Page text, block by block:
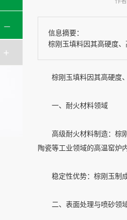
信息摘要：
棕刚玉填料因其高硬度
棕刚玉填料因其高硬度、
一、耐火材料领域
高级耐火材料制造：棕刚
陶瓷等工业领域的高温窑炉
稳定性优势：棕刚玉制成
二、表面处理与喷砂领